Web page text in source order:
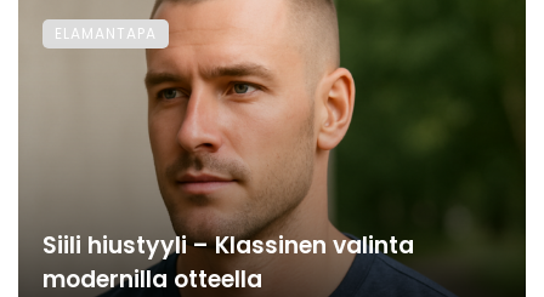
Siili hiustyyli – Klassinen valinta
modernilla otteella
ELAMANTAPA